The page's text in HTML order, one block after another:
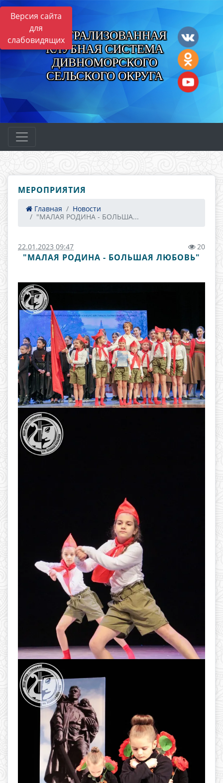
Версия сайта
для
слабовидящихЦЕНТРАЛИЗОВАННАЯ
КЛУБНАЯ СИСТЕМА
ДИВНОМОРСКОГО
СЕЛЬСКОГО ОКРУГА
МЕРОПРИЯТИЯ
Главная
Новости
"МАЛАЯ РОДИНА - БОЛЬША...
22.01.2023 09:47 20
"МАЛАЯ РОДИНА - БОЛЬШАЯ ЛЮБОВЬ"